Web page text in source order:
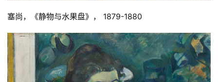
法
书
欣
赏
塞尚，《静物与水果盘》， 1879-1880